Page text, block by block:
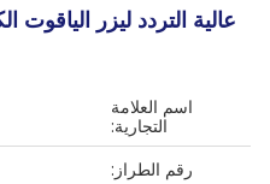
عالية التردد ليزر الياقوت
اسم العلامة
التجارية:
رقم الطراز: